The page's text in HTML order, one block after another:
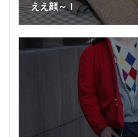
ええ顔～！